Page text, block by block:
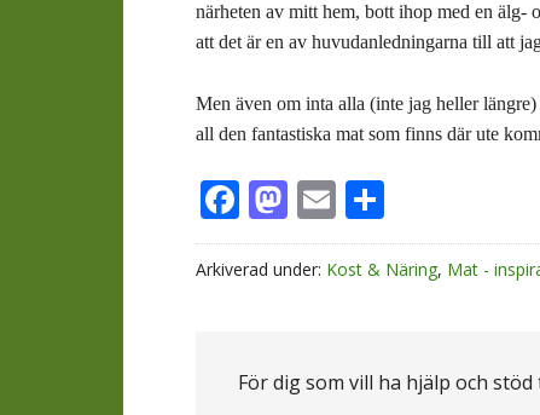
närheten av mitt hem, bott ihop med en älg-
att det är en av huvudanledningarna till att
Men även om inta alla (inte jag heller
all den fantastiska mat som finns där ute
Facebook
Mastodon
Email
Arkiverad under: Kost & Näring, Mat -
För dig som vill ha hjälp och